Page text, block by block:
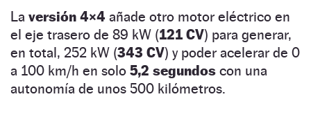
La versión 4×4 añade otro motor eléctrico en
el eje trasero de 89 kW (121 CV) para generar,
en total, 252 kW (343 CV) y poder acelerar de 0
a 100 km/h en solo 5,2 segundos con una
autonomía de unos 500 kilómetros.